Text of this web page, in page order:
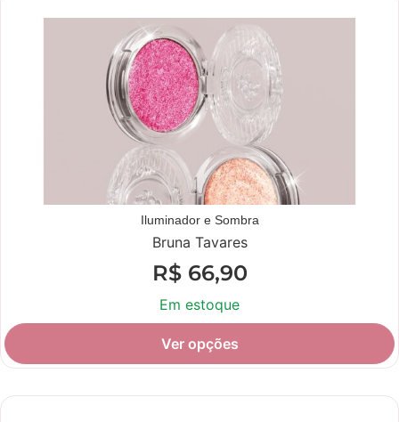
Iluminador e Sombra
Bruna Tavares
R$66,90
Em estoque
Ver opções